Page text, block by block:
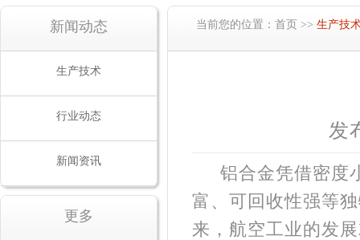
新闻动态
生产技术
行业动态
新闻资讯
更多
当前您的位置： 首页 >> 生产技
发
铝合金凭借密度
富、可回收性强等
来，航空工业的发